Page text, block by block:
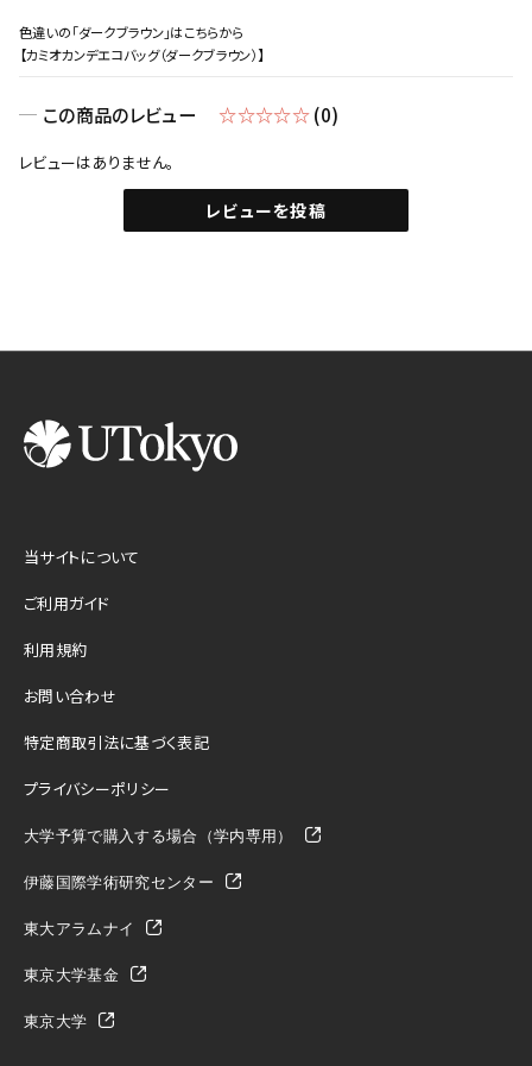
色違いの「ダークブラウン」はこちらから
【カミオカンデエコバッグ（ダークブラウン）】
この商品のレビュー ☆☆☆☆☆(0)
レビューはありません。
レビューを投稿
当サイトについて
ご利用ガイド
利用規約
お問い合わせ
特定商取引法に基づく表記
プライバシーポリシー
大学予算で購入する場合（学内専用）
伊藤国際学術研究センター
東大アラムナイ
東京大学基金
東京大学